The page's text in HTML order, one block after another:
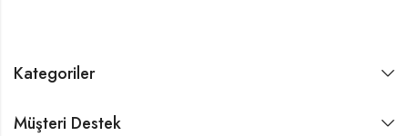
Kategoriler
Müşteri Destek